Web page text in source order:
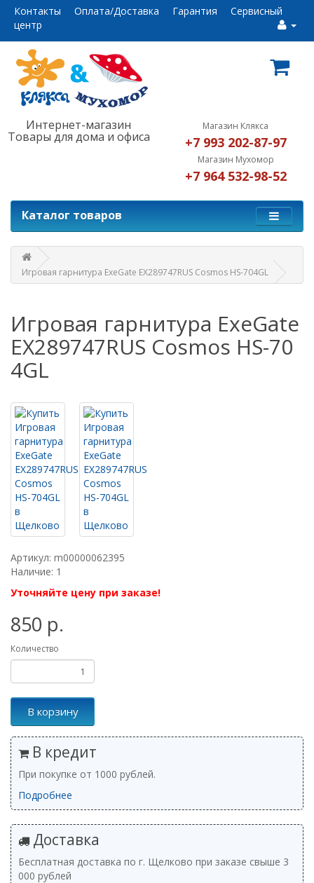
Контакты Оплата/Доставка Гарантия
Сервисный
центр
Интернет-магазин
Товары для дома и офиса
Магазин Клякса
+7 993 202-87-97
Магазин Мухомор
+7 964 532-98-52
Каталог товаров
Игровая гарнитура ExeGate EX289747RUS Cosmos HS-704GL
Игровая гарнитура ExeGate
EX289747RUS Cosmos HS-70
4GL
Артикул: m00000062395
Наличие: 1
Уточняйте цену при заказе!
850 р.
Количество
В корзину
В кредит
При покупке от 1000 рублей.
Подробнее
Доставка
Бесплатная доставка по г. Щелково при заказе свыше 3
000 рублей